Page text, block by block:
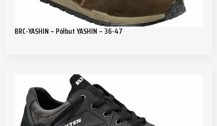
BRC-YASHIN – Półbut YASHIN – 36-47